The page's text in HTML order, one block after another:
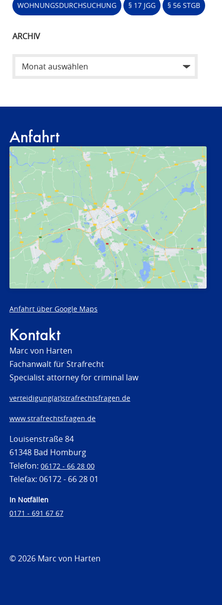
WOHNUNGSDURCHSUCHUNG § 17 JGG § 56 STGB
ARCHIV
Anfahrt
Anfahrt über Google Maps
Kontakt
Marc von Harten
Fachanwalt für Strafrecht
Specialist attorney for criminal law
verteidigung(at)strafrechtsfragen.de
www.strafrechtsfragen.de
Louisenstraße 84
61348 Bad Homburg
Telefon: 06172 - 66 28 00
Telefax: 06172 - 66 28 01
In Notfällen
0171 - 691 67 67
© 2026 Marc von Harten